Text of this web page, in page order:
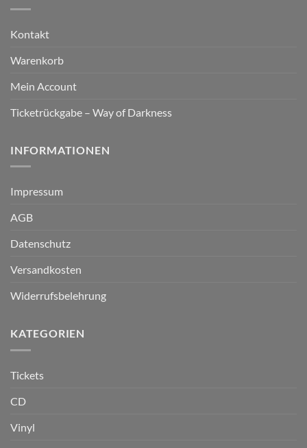
Kontakt
Warenkorb
Mein Account
Ticketrückgabe – Way of Darkness
INFORMATIONEN
Impressum
AGB
Datenschutz
Versandkosten
Widerrufsbelehrung
KATEGORIEN
Tickets
CD
Vinyl